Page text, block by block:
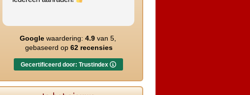
Googlewaardering: 4.9van 5,
gebaseerd op 62 recensies
Gecertificeerd door: Trustindex